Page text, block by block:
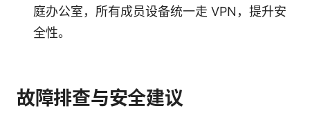
庭办公室，所有成员设备统一走 VPN，提升安
全性。
故障排查与安全建议